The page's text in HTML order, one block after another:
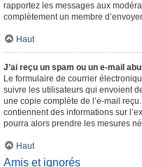
rapportez les messages aux
complètement un membre
Haut
J’ai reçu un spam ou un e-mail
Le formulaire de courrier
suivre les utilisateurs qui envoient
une copie complète de l’e-mail
contiennent des informations sur
pourra alors prendre les mesures
Haut
Amis et ignorés